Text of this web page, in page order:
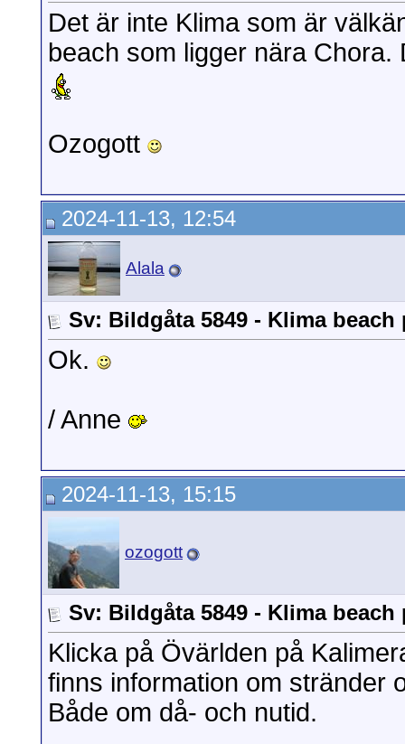
Det är inte Klima som är
beach som ligger nära
Ozogott
2024-11-13, 12:54
Alala
Sv: Bildgåta 5849 - Klima beach
Ok.
/ Anne
2024-11-13, 15:15
ozogott
Sv: Bildgåta 5849 - Klima beach
Klicka på Övärlden på
finns information om stränder
Både om då- och nutid.